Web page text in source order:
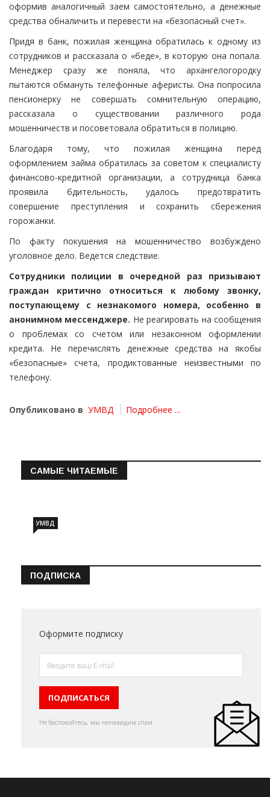
оформив аналогичный заем самостоятельно, а денежные
средства обналичить и перевести на «безопасный счет».
Придя в банк, пожилая женщина обратилась к одному из
сотрудников и рассказала о «беде», в которую она попала.
Менеджер сразу же поняла, что архангелогородку
пытаются обмануть телефонные аферисты. Она попросила
пенсионерку не совершать сомнительную операцию,
рассказала о существовании различного рода
мошенничеств и посоветовала обратиться в полицию.
Благодаря тому, что пожилая женщина перед
оформлением займа обратилась за советом к специалисту
финансово-кредитной организации, а сотрудница банка
проявила бдительность, удалось предотвратить
совершение преступления и сохранить сбережения
горожанки.
По факту покушения на мошенничество возбуждено
уголовное дело. Ведется следствие.
Сотрудники полиции в очередной раз призывают
граждан критично относиться к любому звонку,
поступающему с незнакомого номера, особенно в
анонимном мессенджере. Не реагировать на сообщения
о проблемах со счетом или незаконном оформлении
кредита. Не перечислять денежные средства на якобы
«безопасные» счета, продиктованные неизвестными по
телефону.
Опубликовано в УМВД Подробнее ...
САМЫЕ ЧИТАЕМЫЕ
УМВД
ПОДПИСКА
Оформите подписку
Не беспокойтесь, мы ненавидим спам